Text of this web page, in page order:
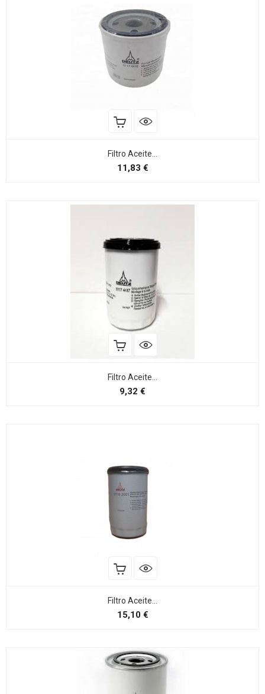
Filtro Aceite...
11,83 €Preço
Filtro Aceite...
9,32 €
Filtro Aceite...
15,10 €Preço